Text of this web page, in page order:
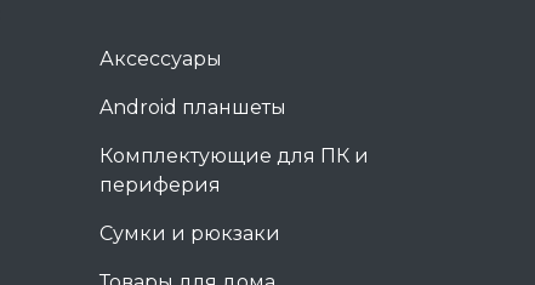
Аксессуары
Android планшеты
Комплектующие для ПК и
периферия
Сумки и рюкзаки